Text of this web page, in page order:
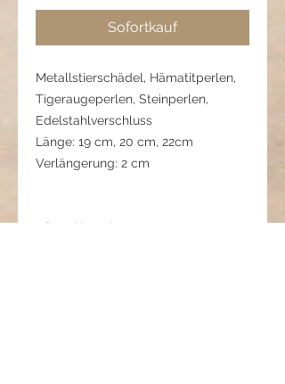
Sofortkauf
Metallstierschädel, Hämatitperlen,
Tigeraugeperlen, Steinperlen,
Edelstahlverschluss
Länge: 19 cm, 20 cm, 22cm
Verlängerung: 2 cm
Pflegehinweis: